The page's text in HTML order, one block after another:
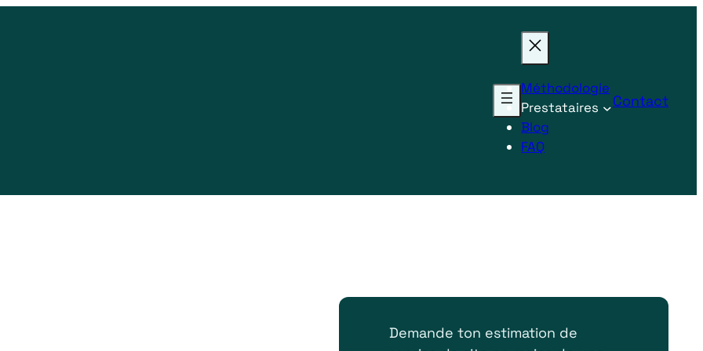
Méthodologie
Prestataires
Blog
FAQ
Contact
Demande ton estimation de